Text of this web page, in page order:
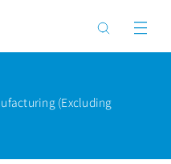
(Excluding